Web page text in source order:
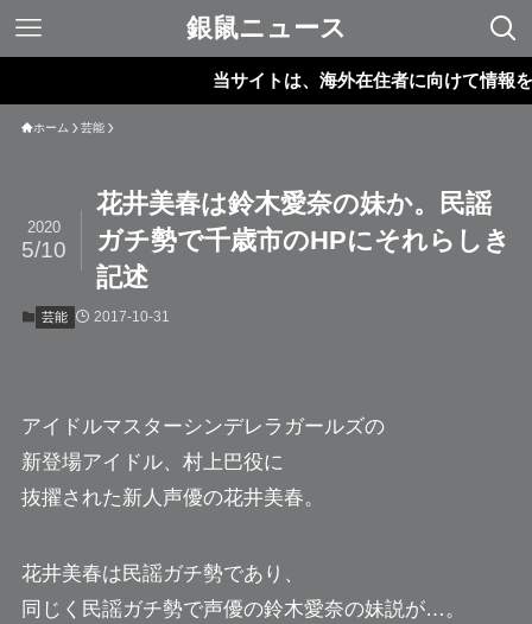
銀鼠ニュース
当サイトは、海外在住者に向けて情報を発信
ホーム 芸能
花井美春は鈴木愛奈の妹か。民謡
ガチ勢で千歳市のHPにそれらしき
記述
2020
5/10
芸能 2017-10-31
アイドルマスターシンデレラガールズの
新登場アイドル、村上巴役に
抜擢された新人声優の花井美春。
花井美春は民謡ガチ勢であり、
同じく民謡ガチ勢で声優の鈴木愛奈の妹説が…。